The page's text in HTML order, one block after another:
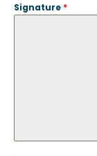
Signature *